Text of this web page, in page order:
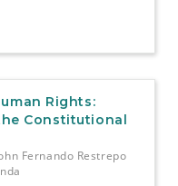
Rights:
Constitutional
Fernando Restrepo